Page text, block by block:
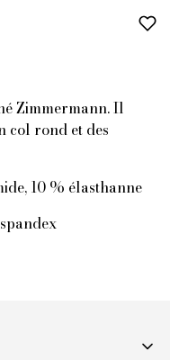
Zimmermann. Il
col rond et des
10 % élasthanne